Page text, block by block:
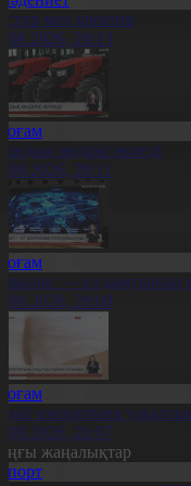
мен креатив
20:13
өндіріс өрледі
20:11
— ел дамуының
20:09
импортына
20:07
жаңалықтар